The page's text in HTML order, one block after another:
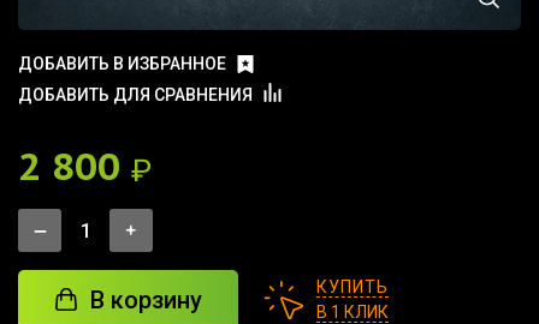
ДОБАВИТЬ В ИЗБРАННОЕ
ДОБАВИТЬ ДЛЯ СРАВНЕНИЯ
2 800 ₽
В корзину
КУПИТЬ
В 1 КЛИК